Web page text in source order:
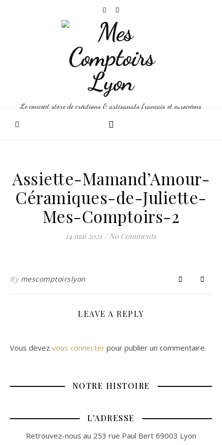
Le concept store de créations & artisanats français et européens
Assiette-Mamand’Amour-
Céramiques-de-Juliette-
Mes-Comptoirs-2
14 mai 2021 / No Comments
By mescomptoirslyon
LEAVE A REPLY
Vous devez vous connecter pour publier un commentaire.
NOTRE HISTOIRE
L’ADRESSE
Retrouvez-nous au 253 rue Paul Bert 69003 Lyon